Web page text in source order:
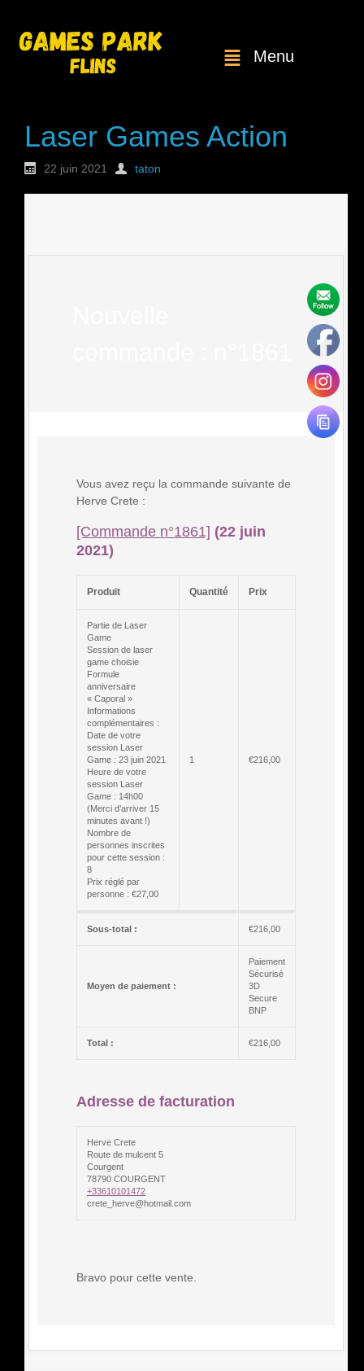
Menu
Laser Games Action
22 juin 2021 taton
Vous avez reçu la commande suivante de
Herve Crete :
[Commande n°1861] (22 juin
2021)
Produit Quantité Prix
Partie de Laser
Game
Session de laser
game choisie
Formule
anniversaire
« Caporal »
Informations
complémentaires :
Date de votre
session Laser
Game : 23 juin 2021
Heure de votre
session Laser
Game : 14h00
(Merci d’arriver 15
minutes avant !)
Nombre de
personnes inscrites
pour cette session :
8
Prix réglé par
personne : €27,00
1 €216,00
Sous-total : €216,00
Moyen de paiement :
Paiement
Sécurisé
3D
Secure
BNP
Total : €216,00
Adresse de facturation
Herve Crete
Route de mulcent 5
Courgent
78790 COURGENT
+33610101472
crete_herve@hotmail.com
Bravo pour cette vente.